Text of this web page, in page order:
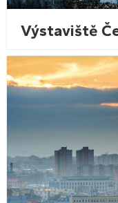
Výstaviště